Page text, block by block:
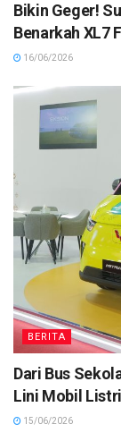
Bikin Geger!
Benarkah XL7
16/06/2026
BERITA
Dari Bus
Lini Mobil
15/06/2026